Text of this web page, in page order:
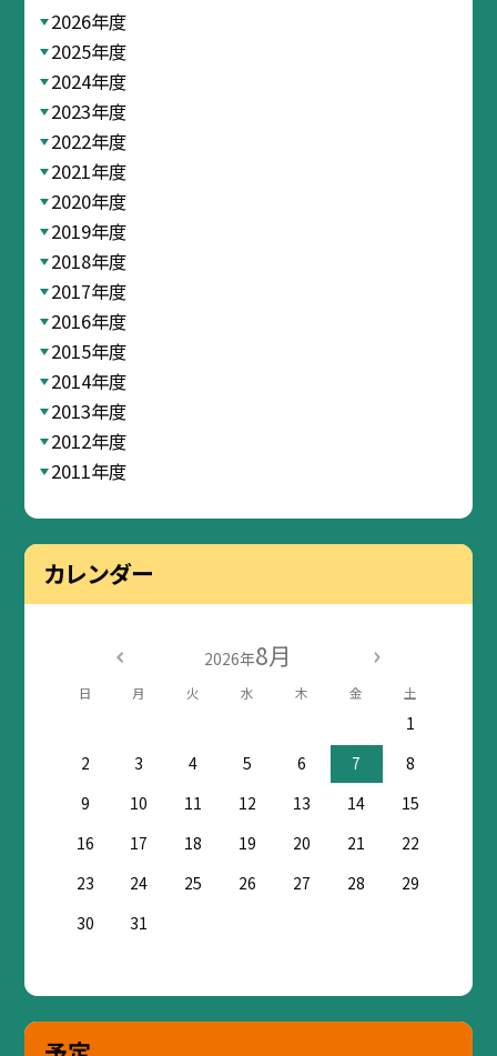
2026年度
2025年度
2024年度
2023年度
2022年度
2021年度
2020年度
2019年度
2018年度
2017年度
2016年度
2015年度
2014年度
2013年度
2012年度
2011年度
カレンダー
2026年8月
日 月 火 水 木 金 土
1
2
3 4 5 6 7
8
9
10 11 12 13 14
15
16
17 18 19 20 21
22
23
24 25 26 27 28
29
30
31